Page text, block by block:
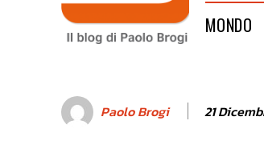
MONDO
Paolo Brogi 21